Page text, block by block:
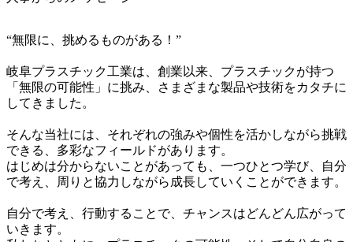
“無限に、挑めるものがある！”
岐阜プラスチック工業は、創業以来、プラスチックが持つ
「無限の可能性」に挑み、さまざまな製品や技術をカタチに
してきました。
そんな当社には、それぞれの強みや個性を活かしながら挑戦
できる、多彩なフィールドがあります。
はじめは分からないことがあっても、一つひとつ学び、自分
で考え、周りと協力しながら成長していくことができます。
自分で考え、行動することで、チャンスはどんどん広がって
いきます。